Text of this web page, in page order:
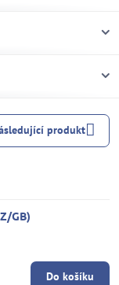
produkt
GB)
Do košíku